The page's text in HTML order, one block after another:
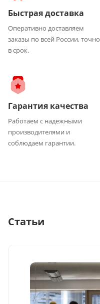
Быстрая доставка
Оперативно доставляем
заказы по всей России, точно
в срок.
Гарантия качества
Работаем с надежными
производителями и
соблюдаем гарантии.
Статьи